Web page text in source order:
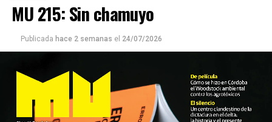
MU 215: Sin chamuyo
Publicada hace 2 semanas el 24/07/2026